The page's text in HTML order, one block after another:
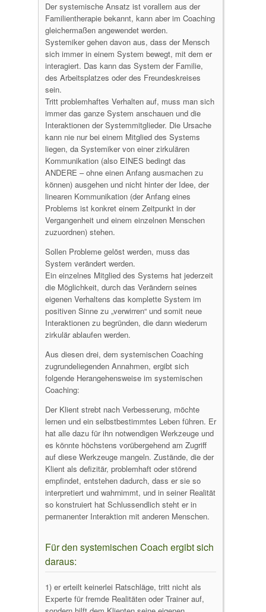
Der systemische Ansatz ist vorallem aus der
Familientherapie bekannt, kann aber im Coaching
gleichermaßen angewendet werden.
Systemiker gehen davon aus, dass der Mensch
sich immer in einem System bewegt, mit dem er
interagiert. Das kann das System der Familie,
des Arbeitsplatzes oder des Freundeskreises
sein.
Tritt problemhaftes Verhalten auf, muss man sich
immer das ganze System anschauen und die
Interaktionen der Systemmitglieder. Die Ursache
kann nie nur bei einem Mitglied des Systems
liegen, da Systemiker von einer zirkulären
Kommunikation (also EINES bedingt das
ANDERE – ohne einen Anfang ausmachen zu
können) ausgehen und nicht hinter der Idee, der
linearen Kommunikation (der Anfang eines
Problems ist konkret einem Zeitpunkt in der
Vergangenheit und einem einzelnen Menschen
zuzuordnen) stehen.
Sollen Probleme gelöst werden, muss das
System verändert werden.
Ein einzelnes Mitglied des Systems hat jederzeit
die Möglichkeit, durch das Verändern seines
eigenen Verhaltens das komplette System im
positiven Sinne zu „verwirren“ und somit neue
Interaktionen zu begründen, die dann wiederum
zirkulär ablaufen werden.
Aus diesen drei, dem systemischen Coaching
zugrundeliegenden Annahmen, ergibt sich
folgende Herangehensweise im systemischen
Coaching:
Der Klient strebt nach Verbesserung, möchte
lernen und ein selbstbestimmtes Leben führen. Er
hat alle dazu für ihn notwendigen Werkzeuge und
es könnte höchstens vorübergehend am Zugriff
auf diese Werkzeuge mangeln. Zustände, die der
Klient als defizitär, problemhaft oder störend
empfindet, entstehen dadurch, dass er sie so
interpretiert und wahrnimmt, und in seiner Realität
so konstruiert hat Schlussendlich steht er in
permanenter Interaktion mit anderen Menschen.
Für den systemischen Coach ergibt sich
daraus:
1) er erteilt keinerlei Ratschläge, tritt nicht als
Experte für fremde Realitäten oder Trainer auf,